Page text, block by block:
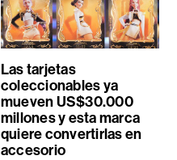
Las tarjetas
coleccionables ya
mueven US$30.000
millones y esta marca
quiere convertirlas en
accesorio